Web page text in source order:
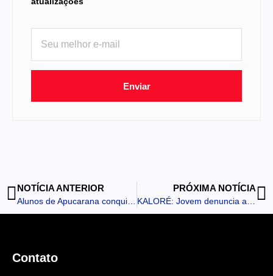
Enviar
NOTÍCIA ANTERIOR PRÓXIMA NOTÍCIA
Contato